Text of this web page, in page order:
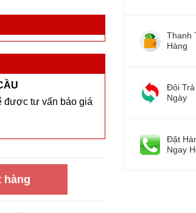
được tư vấn báo giá
hàng
Thanh
Hàng
Đôi Trả
Ngày
Đặt
Ngay